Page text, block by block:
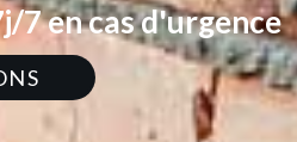
7 en cas d'urgence